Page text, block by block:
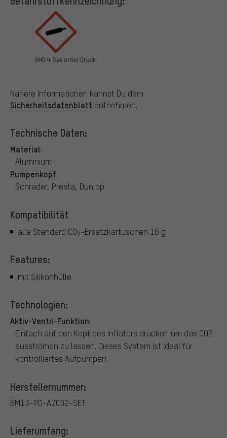
Nähere Informationen kannst Du dem
Sicherheitsdatenblatt entnehmen.
Technische Daten:
Material:
Aluminium
Pumpenkopf:
Schrader, Presta, Dunlop
Kompatibilität
alle Standard CO2-Ersatzkartuschen 16 g
Features:
mit Silikonhülle
Technologien:
Aktiv-Ventil-Funktion:
Einfach auf den Kopf des Inflators drücken um das CO2
ausströmen zu lassen. Dieses System ist ideal für
kontrolliertes Aufpumpen.
Herstellernummer:
BM13-PO-AZC02-SET
Lieferumfang: